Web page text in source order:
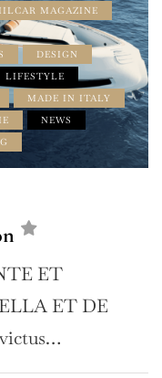
MAGAZINE
DESIGN
LIFESTYLE
MADE IN ITALY
NEWS
ET
ET DE